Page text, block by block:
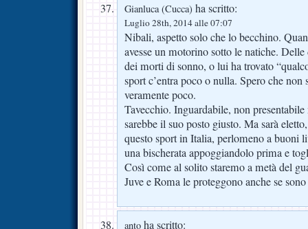
Gianluca (Cucca) ha scritto:
Luglio 28th, 2014 alle 07:07
Nibali, aspetto solo che lo becchino.
avesse un motorino sotto le natiche.
dei morti di sonno, o lui ha trovato
sport c’entra poco o nulla. Spero che non
veramente poco.
Tavecchio. Inguardabile, non
sarebbe il suo posto giusto. Ma sarà
questo sport in Italia, perlomeno a buoni
una bischerata appoggiandolo prima e
Così come al solito staremo a metà del
Juve e Roma le proteggono anche se
anto ha scritto: